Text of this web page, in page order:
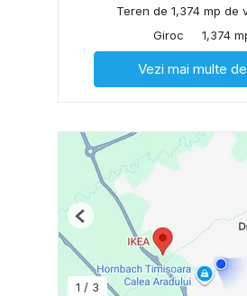
Teren de 1,374 mp de
Giroc
1,374
Vezi mai multe
1 / 3
Previous